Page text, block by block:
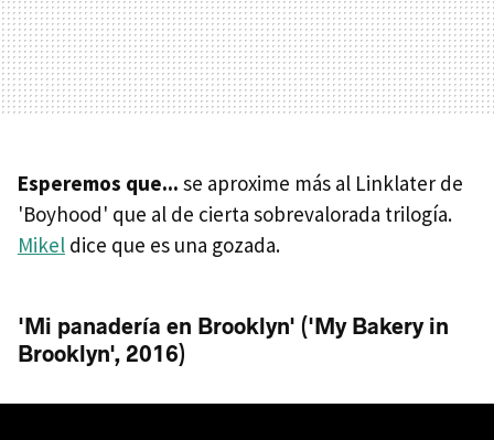
Esperemos que... se aproxime más al Linklater de
'Boyhood' que al de cierta sobrevalorada trilogía.
Mikel dice que es una gozada.
'Mi panadería en Brooklyn' ('My Bakery in
Brooklyn', 2016)